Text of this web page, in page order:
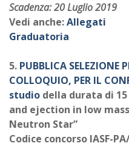
Scadenza: 20 Luglio 2019
Vedi anche:Allegati
Graduatoria
5. PUBBLICA SELEZIONE
COLLOQUIO, PER IL
studio della durata di
and ejection in low
Neutron Star”
Codice concorso IASF-